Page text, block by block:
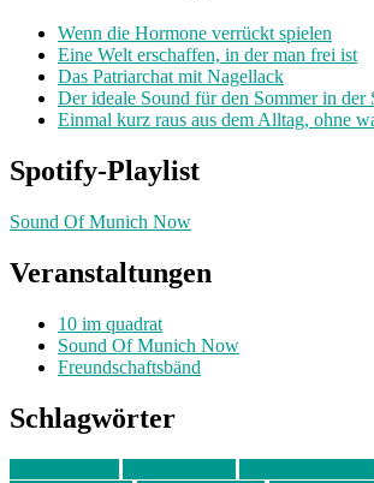
Wenn die Hormone verrückt spielen
Eine Welt erschaffen, in der man frei ist
Das Patriarchat mit Nagellack
Der ideale Sound für den Sommer in der
Einmal kurz raus aus dem Alltag, ohne
Spotify-Playlist
Sound Of Munich Now
Veranstaltungen
10 im quadrat
Sound Of Munich Now
Freundschaftsbänd
Schlagwörter